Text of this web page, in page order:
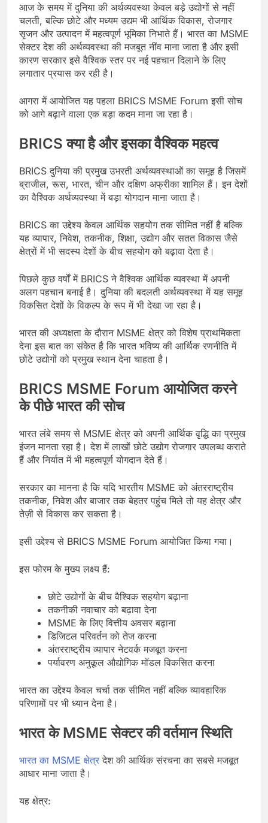
आज के समय में दुनिया की अर्थव्यवस्था केवल बड़े उद्योगों से नहीं
चलती, बल्कि छोटे और मध्यम उद्यम भी आर्थिक विकास, रोजगार
सृजन और उत्पादन में महत्वपूर्ण भूमिका निभाते हैं। भारत का MSME
सेक्टर देश की अर्थव्यवस्था की मजबूत नींव माना जाता है और इसी
कारण सरकार इसे वैश्विक स्तर पर नई पहचान दिलाने के लिए
लगातार प्रयास कर रही है।
आगरा में आयोजित यह पहला BRICS MSME Forum इसी सोच
को आगे बढ़ाने वाला एक बड़ा कदम माना जा रहा है।
BRICS क्या है और इसका वैश्विक महत्व
BRICS दुनिया की प्रमुख उभरती अर्थव्यवस्थाओं का समूह है जिसमें
ब्राजील, रूस, भारत, चीन और दक्षिण अफ्रीका शामिल हैं। इन देशों
का वैश्विक अर्थव्यवस्था में बड़ा योगदान माना जाता है।
BRICS का उद्देश्य केवल आर्थिक सहयोग तक सीमित नहीं है बल्कि
यह व्यापार, निवेश, तकनीक, शिक्षा, उद्योग और सतत विकास जैसे
क्षेत्रों में भी सदस्य देशों के बीच सहयोग को बढ़ावा देता है।
पिछले कुछ वर्षों में BRICS ने वैश्विक आर्थिक व्यवस्था में अपनी
अलग पहचान बनाई है। दुनिया की बदलती अर्थव्यवस्था में यह समूह
विकसित देशों के विकल्प के रूप में भी देखा जा रहा है।
भारत की अध्यक्षता के दौरान MSME क्षेत्र को विशेष प्राथमिकता
देना इस बात का संकेत है कि भारत भविष्य की आर्थिक रणनीति में
छोटे उद्योगों को प्रमुख स्थान देना चाहता है।
BRICS MSME Forum आयोजित करने
के पीछे भारत की सोच
भारत लंबे समय से MSME क्षेत्र को अपनी आर्थिक वृद्धि का प्रमुख
इंजन मानता रहा है। देश में लाखों छोटे उद्योग रोजगार उपलब्ध कराते
हैं और निर्यात में भी महत्वपूर्ण योगदान देते हैं।
सरकार का मानना है कि यदि भारतीय MSME को अंतरराष्ट्रीय
तकनीक, निवेश और बाजार तक बेहतर पहुंच मिले तो यह क्षेत्र और
तेज़ी से विकास कर सकता है।
इसी उद्देश्य से BRICS MSME Forum आयोजित किया गया।
इस फोरम के मुख्य लक्ष्य हैं:
छोटे उद्योगों के बीच वैश्विक सहयोग बढ़ाना
तकनीकी नवाचार को बढ़ावा देना
MSME के लिए वित्तीय अवसर बढ़ाना
डिजिटल परिवर्तन को तेज करना
अंतरराष्ट्रीय व्यापार नेटवर्क मजबूत करना
पर्यावरण अनुकूल औद्योगिक मॉडल विकसित करना
भारत का उद्देश्य केवल चर्चा तक सीमित नहीं बल्कि व्यावहारिक
परिणामों पर भी ध्यान देना है।
भारत के MSME सेक्टर की वर्तमान स्थिति
भारत का MSME क्षेत्र देश की आर्थिक संरचना का सबसे मजबूत
आधार माना जाता है।
यह क्षेत्र: